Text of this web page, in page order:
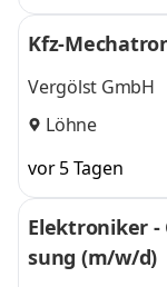
Kfz-
Vergölst GmbH
Löhne
vor 5 Tagen
Elektroniker -
sung (m/w/d)